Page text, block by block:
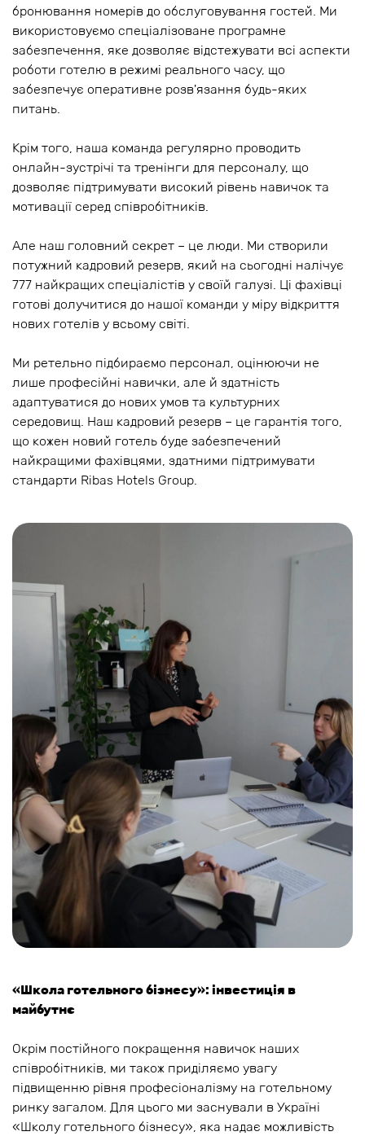
бронювання номерів до обслуговування гостей. Ми
використовуємо спеціалізоване програмне
забезпечення, яке дозволяє відстежувати всі аспекти
роботи готелю в режимі реального часу, що
забезпечує оперативне розв'язання будь-яких
питань.
Крім того, наша команда регулярно проводить
онлайн-зустрічі та тренінги для персоналу, що
дозволяє підтримувати високий рівень навичок та
мотивації серед співробітників.
Але наш головний секрет – це люди. Ми створили
потужний кадровий резерв, який на сьогодні налічує
777 найкращих спеціалістів у своїй галузі. Ці фахівці
готові долучитися до нашої команди у міру відкриття
нових готелів у всьому світі.
Ми ретельно підбираємо персонал, оцінюючи не
лише професійні навички, але й здатність
адаптуватися до нових умов та культурних
середовищ. Наш кадровий резерв – це гарантія того,
що кожен новий готель буде забезпечений
найкращими фахівцями, здатними підтримувати
стандарти Ribas Hotels Group.
«Школа готельного бізнесу»: інвестиція в
майбутнє
Окрім постійного покращення навичок наших
співробітників, ми також приділяємо увагу
підвищенню рівня професіоналізму на готельному
ринку загалом. Для цього ми заснували в Україні
«Школу готельного бізнесу», яка надає можливість